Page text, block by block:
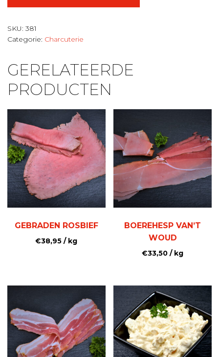
aantal
SKU: 381
Categorie: Charcuterie
GERELATEERDE
PRODUCTEN
GEBRADEN ROSBIEF
€38,95 / kg
BOEREHESP VAN’T
WOUD
€33,50 / kg